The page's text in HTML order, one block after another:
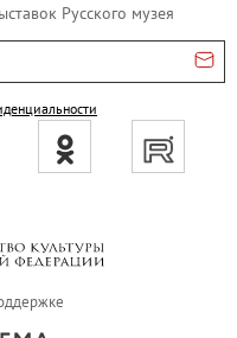
Русского музея